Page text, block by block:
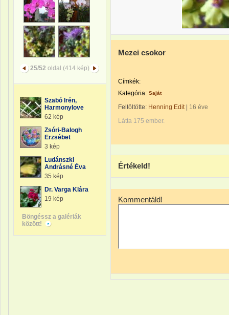
25/52 oldal (414 kép)
Szabó Irén,
Harmonylove
62 kép
Zsóri-Balogh
Erzsébet
3 kép
Ludánszki
Andrásné Éva
35 kép
Dr. Varga Klára
19 kép
Böngéssz a galériák
között!
Mezei csokor
Címkék:
Kategória: Saját
Feltöltötte: Henning Edit| 16 éve
Látta 175 ember.
Értékeld!
Kommentáld!